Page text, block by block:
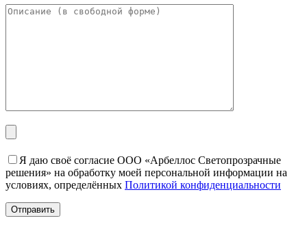
Я даю своё согласие ООО «Арбеллос Светопрозрачные
решения» на обработку моей персональной информации на
условиях, определённых Политикой конфиденциальности